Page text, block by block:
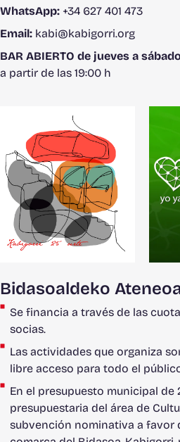
WhatsApp: +34 627 401 473
Email: kabi@kabigorri.org
BAR ABIERTO de jueves a
a partir de las 19:00 h
Bidasoaldeko
Se financia a través de las
socias.
Las actividades que organiza
libre acceso para todo el
En el presupuesto municipal de
presupuestaria del área de
subvención nominativa a favor